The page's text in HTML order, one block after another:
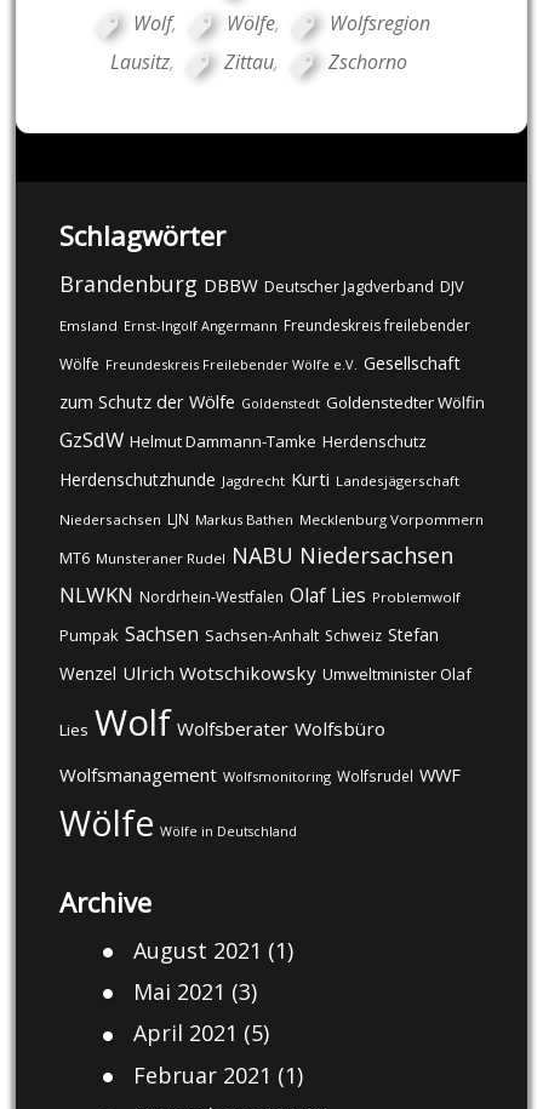
Wolf, Wölfe,
Wolfsregion
Lausitz, Zittau, Zschorno
Schlagwörter
Brandenburg DBBW Deutscher Jagdverband DJV
Emsland Ernst-Ingolf Angermann Freundeskreis freilebender
Wölfe Freundeskreis Freilebender Wölfe e.V. Gesellschaft
zum Schutz der Wölfe Goldenstedt Goldenstedter Wölfin
GzSdW Helmut Dammann-Tamke Herdenschutz
Herdenschutzhunde Jagdrecht Kurti Landesjägerschaft
Niedersachsen LJN Markus Bathen Mecklenburg Vorpommern
MT6 Munsteraner Rudel NABU Niedersachsen
NLWKN Nordrhein-Westfalen Olaf Lies Problemwolf
Pumpak Sachsen Sachsen-Anhalt Schweiz Stefan
Wenzel Ulrich Wotschikowsky Umweltminister Olaf
Lies Wolf Wolfsberater Wolfsbüro
Wolfsmanagement Wolfsmonitoring Wolfsrudel WWF
Wölfe Wölfe in Deutschland
Archive
August 2021 (1)
Mai 2021 (3)
April 2021 (5)
Februar 2021 (1)